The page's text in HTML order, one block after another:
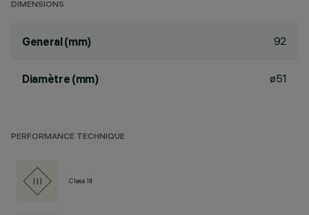
DIMENSIONS
General (mm) 92
Diamètre (mm) ø51
PERFORMANCE TECHNIQUE
Class III